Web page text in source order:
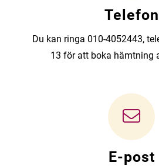
Telefon
Du kan ringa 010-4052443,
13 för att boka hämtning
E-post